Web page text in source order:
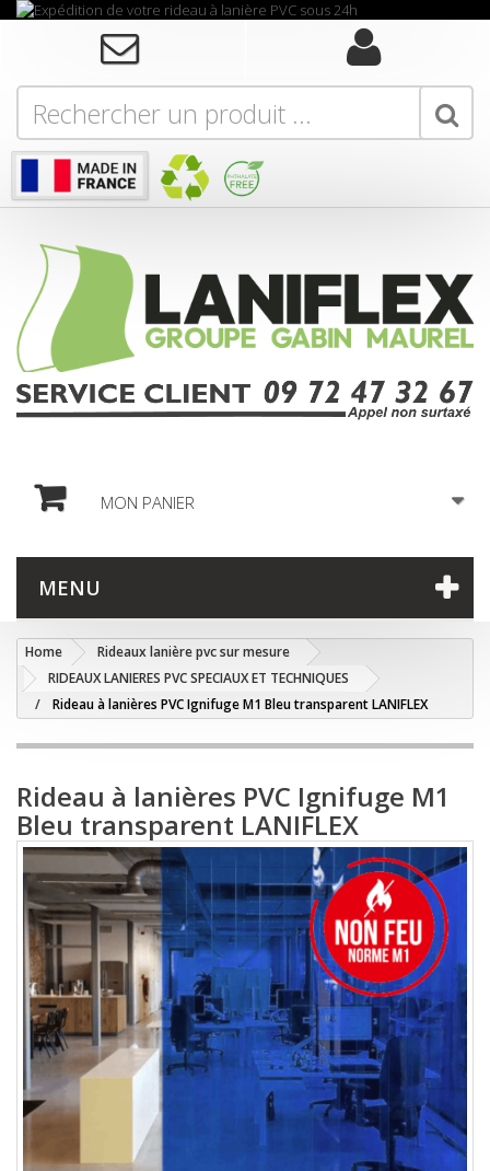
MON PANIER
MENU
Home
Rideaux lanière pvc sur mesure
RIDEAUX LANIERES PVC SPECIAUX ET TECHNIQUES
Rideau à lanières PVC Ignifuge M1 Bleu transparent LANIFLEX
Rideau à lanières PVC Ignifuge M1
Bleu transparent LANIFLEX